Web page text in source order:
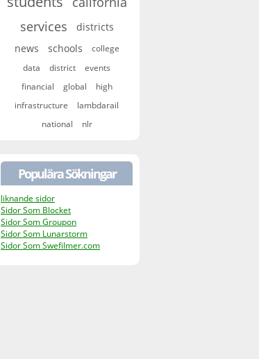
services
districts
news
schools
college
data
district
events
financial
global
high
infrastructure
lambdarail
national
nlr
Populära Sökningar
liknande sidor
Sidor Som Blocket
Sidor Som Groupon
Sidor Som Lunarstorm
Sidor Som Swefilmer.com